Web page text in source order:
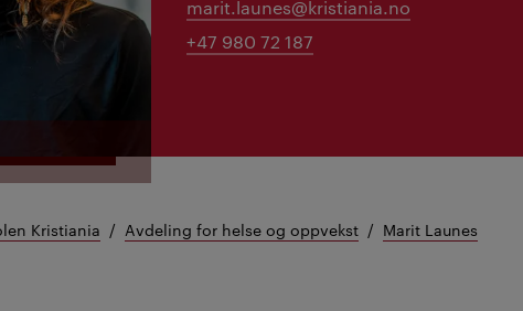
marit.launes@kristiania.no
+47 980 72 187
Kristiania Avdeling for helse og oppvekst Marit Launes